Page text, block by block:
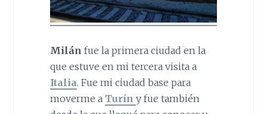
Milán fue la primera ciudad en la
que estuve en mi tercera visita a
Italia. Fue mi ciudad base para
moverme a Turín y fue también